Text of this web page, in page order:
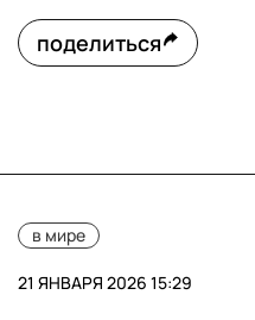
поделиться
в мире
21 ЯНВАРЯ 2026 15:29